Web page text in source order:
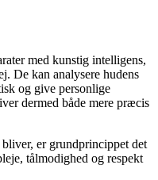
med kunstig intelligens,
De kan analysere hudens
og give personlige
dermed både mere præcis
er grundprincippet det
tålmodighed og respekt